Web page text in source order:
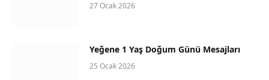
27 Ocak 2026
Yeğene 1 Yaş Doğum Günü Mesajları
25 Ocak 2026